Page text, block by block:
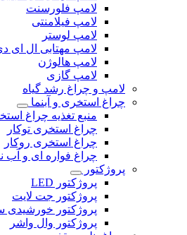
لامپ فلورسنت
لامپ فیلامنتی
لامپ لوستر
لامپ مهتابی ال ای
لامپ هالوژن
لامپ گازی
لامپ و چراغ رشد گیاه
چراغ استخری و آبنما
منبع تغذیه چراغ
چراغ استخری توکار
چراغ استخری روکار
چراغ فواره ای و آب
پروژکتور
پروژکتور LED
پروژکتور جت لایت
پروژکتور خورشیدی
پروژکتور وال واشر